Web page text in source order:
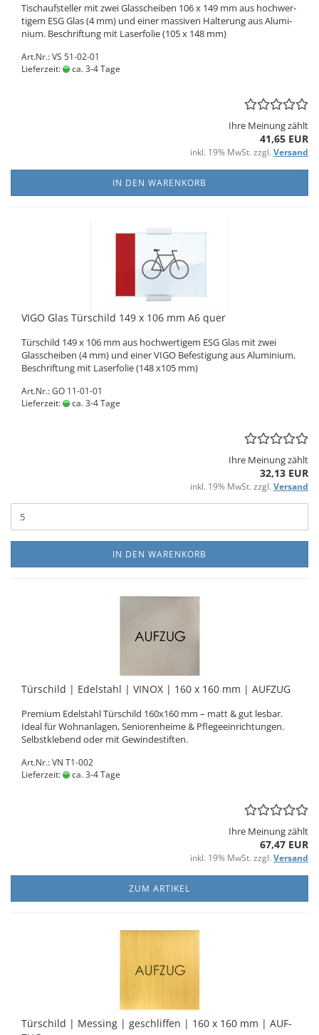
Tisch­auf­stel­ler mit zwei Glas­schei­ben 106 x 149 mm aus hoch­wer­
ti­gem ESG Glas (4 mm) und einer mas­si­ven Hal­te­rung aus Alu­mi­
ni­um. Be­schrif­tung mit La­ser­fo­lie (105 x 148 mm)
Art.Nr.: VS 51-02-01
Lieferzeit:
ca. 3-4 Tage
Ihre Meinung zählt
41,65 EUR
inkl. 19% MwSt. zzgl. Versand
IN DEN WARENKORB
VIGO Glas Tür­schild 149 x 106 mm A6 quer
Tür­schild 149 x 106 mm aus hoch­wer­ti­gem ESG Glas mit zwei
Glas­schei­ben (4 mm) und einer VIGO Be­fes­ti­gung aus Alu­mi­ni­um.
Be­schrif­tung mit La­ser­fo­lie (148 x105 mm)
Art.Nr.: GO 11-01-01
Lieferzeit:
ca. 3-4 Tage
Ihre Meinung zählt
32,13 EUR
inkl. 19% MwSt. zzgl. Versand
IN DEN WARENKORB
Tür­schild | Edel­stahl | VINOX | 160 x 160 mm | AUF­ZUG
Pre­mi­um Edel­stahl Tür­schild 160x160 mm – matt & gut les­bar.
Ideal für Wohn­an­la­gen, Se­nio­ren­hei­me & Pfle­ge­ein­rich­tun­gen.
Selbst­kle­bend oder mit Ge­win­de­stif­ten.
Art.Nr.: VN T1-002
Lieferzeit:
ca. 3-4 Tage
Ihre Meinung zählt
67,47 EUR
inkl. 19% MwSt. zzgl. Versand
ZUM ARTIKEL
Tür­schild | Mes­sing | ge­schlif­fen | 160 x 160 mm | AUF­